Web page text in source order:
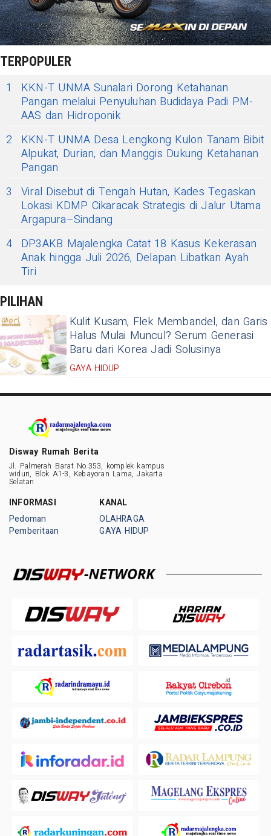
TERPOPULER
1
KKN-T UNMA Sunalari Dorong Ketahanan
Pangan melalui Penyuluhan Budidaya Padi PM-
AAS dan Hidroponik
2
KKN-T UNMA Desa Lengkong Kulon Tanam Bibit
Alpukat, Durian, dan Manggis Dukung Ketahanan
Pangan
3
Viral Disebut di Tengah Hutan, Kades Tegaskan
Lokasi KDMP Cikaracak Strategis di Jalur Utama
Argapura–Sindang
4 DP3AKB Majalengka Catat 18 Kasus Kekerasan
Anak hingga Juli 2026, Delapan Libatkan Ayah
Tiri
PILIHAN
Kulit Kusam, Flek Membandel, dan Garis
Halus Mulai Muncul? Serum Generasi
Baru dari Korea Jadi Solusinya
GAYA HIDUP
Disway Rumah Berita
Jl. Palmerah Barat No.353, komplek kampus
widuri, Blok A1-3, Kebayoran Lama, Jakarta
Selatan
INFORMASI
Pedoman
Pemberitaan
KANAL
OLAHRAGA
GAYA HIDUP